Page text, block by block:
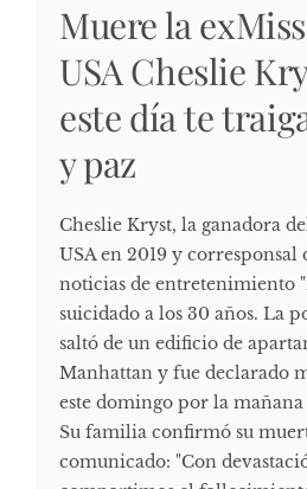
Muere la exMiss
USA Cheslie
este día te
y paz
Cheslie Kryst, la ganadora
USA en 2019 y corresponsal
noticias de entretenimiento
suicidado a los 30 años. La
saltó de un edificio de
Manhattan y fue declarado
este domingo por la
Su familia confirmó su
comunicado: "Con